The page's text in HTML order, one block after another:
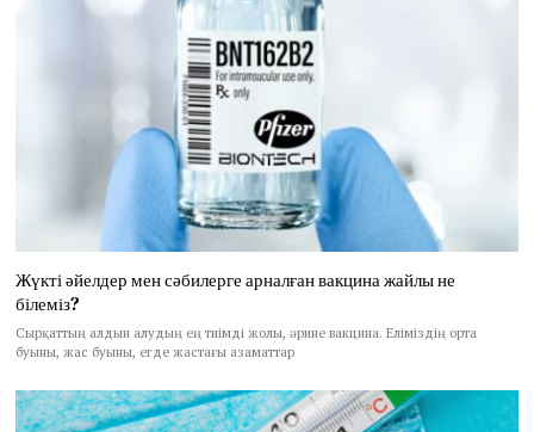
Жүкті әйелдер мен сәбилерге арналған вакцина жайлы не
білеміз?
Сырқаттың алдын алудың ең тиімді жолы, әрине вакцина. Еліміздің орта
буыны, жас буыны, егде жастағы азаматтар